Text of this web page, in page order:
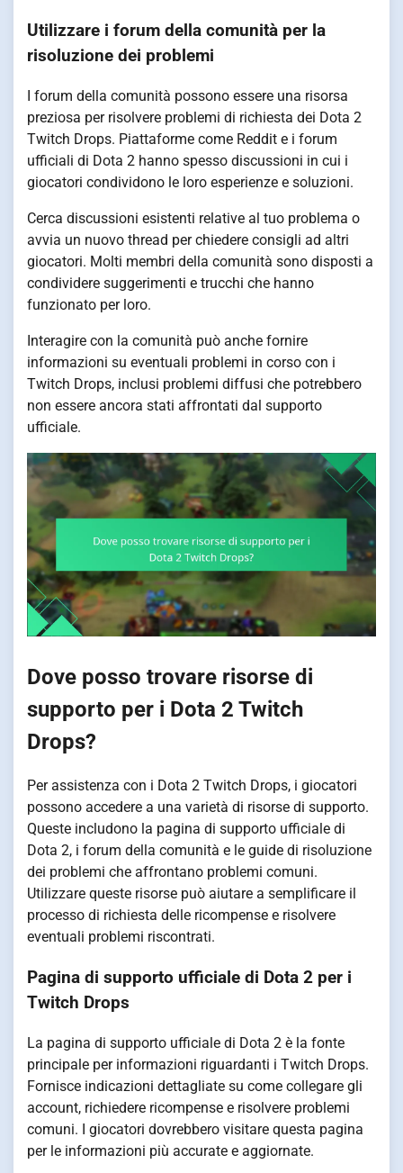
Utilizzare i forum della comunità per la
risoluzione dei problemi
I forum della comunità possono essere una risorsa
preziosa per risolvere problemi di richiesta dei Dota 2
Twitch Drops. Piattaforme come Reddit e i forum
ufficiali di Dota 2 hanno spesso discussioni in cui i
giocatori condividono le loro esperienze e soluzioni.
Cerca discussioni esistenti relative al tuo problema o
avvia un nuovo thread per chiedere consigli ad altri
giocatori. Molti membri della comunità sono disposti a
condividere suggerimenti e trucchi che hanno
funzionato per loro.
Interagire con la comunità può anche fornire
informazioni su eventuali problemi in corso con i
Twitch Drops, inclusi problemi diffusi che potrebbero
non essere ancora stati affrontati dal supporto
ufficiale.
Dove posso trovare risorse di
supporto per i Dota 2 Twitch
Drops?
Per assistenza con i Dota 2 Twitch Drops, i giocatori
possono accedere a una varietà di risorse di supporto.
Queste includono la pagina di supporto ufficiale di
Dota 2, i forum della comunità e le guide di risoluzione
dei problemi che affrontano problemi comuni.
Utilizzare queste risorse può aiutare a semplificare il
processo di richiesta delle ricompense e risolvere
eventuali problemi riscontrati.
Pagina di supporto ufficiale di Dota 2 per i
Twitch Drops
La pagina di supporto ufficiale di Dota 2 è la fonte
principale per informazioni riguardanti i Twitch Drops.
Fornisce indicazioni dettagliate su come collegare gli
account, richiedere ricompense e risolvere problemi
comuni. I giocatori dovrebbero visitare questa pagina
per le informazioni più accurate e aggiornate.